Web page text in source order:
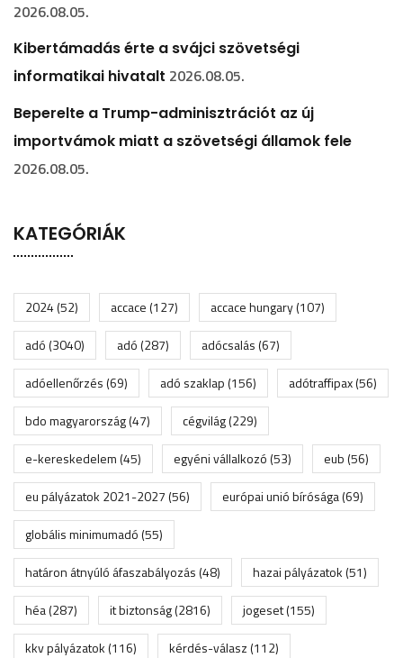
2026.08.05.
Kibertámadás érte a svájci szövetségi
informatikai hivatalt 2026.08.05.
Beperelte a Trump-adminisztrációt az új
importvámok miatt a szövetségi államok fele
2026.08.05.
KATEGÓRIÁK
2024(52) accace(127) accace hungary(107)
adó(3040) adó(287) adócsalás(67)
adóellenőrzés(69) adó szaklap(156) adótraffipax(56)
bdo magyarország(47) cégvilág(229)
e-kereskedelem(45) egyéni vállalkozó(53) eub(56)
eu pályázatok 2021-2027(56) európai unió bírósága(69)
globális minimumadó(55)
határon átnyúló áfaszabályozás(48) hazai pályázatok(51)
héa(287) it biztonság(2816) jogeset(155)
kkv pályázatok(116) kérdés-válasz(112)